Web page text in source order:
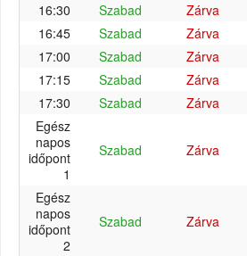
16:30 Szabad Zárva
16:45
Szabad Zárva
17:00
Szabad Zárva
17:15
Szabad Zárva
17:30
Szabad Zárva
Egész
napos
időpont
1
Szabad Zárva
Egész
napos
időpont
2
Szabad Zárva